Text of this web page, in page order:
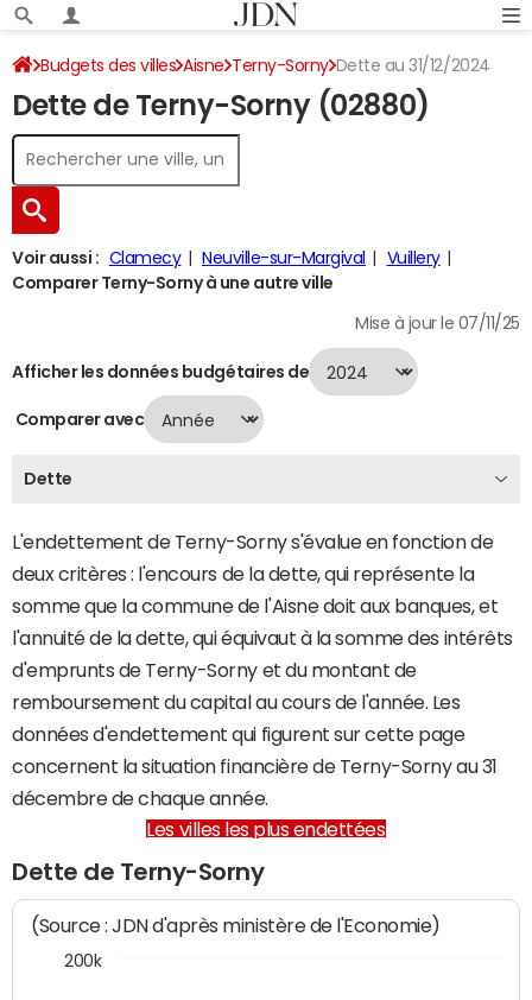
Budgets des villes Aisne Terny-Sorny Dette au 31/12/2024
Dette de Terny-Sorny (02880)
Voir aussi : Clamecy Neuville-sur-Margival
Vuillery
Comparer Terny-Sorny à une autre ville
Mise à jour le 07/11/25
Afficher les données budgétaires de
Comparer avec
Dette
L'endettement de Terny-Sorny s'évalue en fonction de
deux critères : l'encours de la dette, qui représente la
somme que la commune de l'Aisne doit aux banques, et
l'annuité de la dette, qui équivaut à la somme des intérêts
d'emprunts de Terny-Sorny et du montant de
remboursement du capital au cours de l'année. Les
données d'endettement qui figurent sur cette page
concernent la situation financière de Terny-Sorny au 31
décembre de chaque année.
Les villes les plus endettées
Dette de Terny-Sorny
(Source : JDN d'après ministère de l'Economie)
200k